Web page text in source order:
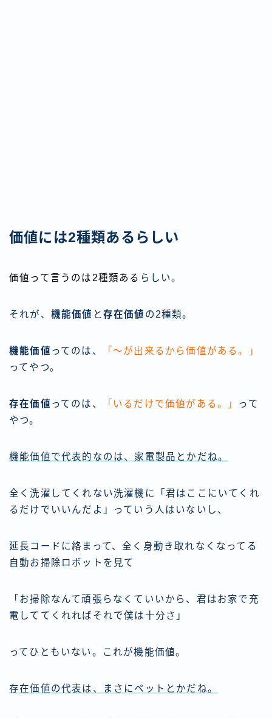
価値には2種類あるらしい
価値って言うのは2種類ある らしい。
それが、 機能価値 と 存在価値 の2種類。
機能価値 ってのは、
「〜が出来るから価値がある。」
ってやつ。
存在価値 ってのは、 「いるだけで価値がある。」 って
やつ。
機能価値で代表的なのは、家電製品とかだね。
全く洗濯してくれない洗濯機に「君はここにいてくれ
るだけでいいんだよ」っていう人はいないし、
延長コードに絡まって、全く身動き取れなくなってる
自動お掃除ロボットを見て
「お掃除なんて頑張らなくていいから、君はお家で充
電しててくれればそれで僕は十分さ」
ってひともいない。これが機能価値。
存在価値の代表は、まさにペットとかだね。